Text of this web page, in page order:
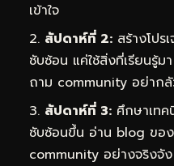
เข้าใจ
สัปดาห์ที่ 2: สร้างโป
ซับซ้อน แค่ใช้สิ่งที่เรียนรู้
ถาม community อย่ากลั
สัปดาห์ที่ 3: ศึกษาเท
ซับซ้อนขึ้น อ่าน blog ขอ
community อย่างจริงจั